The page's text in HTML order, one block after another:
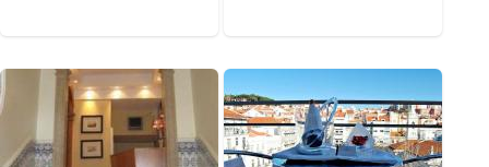
46 opiniões
Detalhes